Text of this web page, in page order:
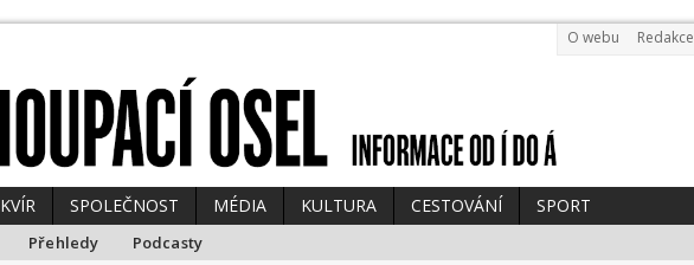
O webu Redakce
KVÍR SPOLEČNOST MÉDIA KULTURA CESTOVÁNÍ SPORT
Přehledy Podcasty